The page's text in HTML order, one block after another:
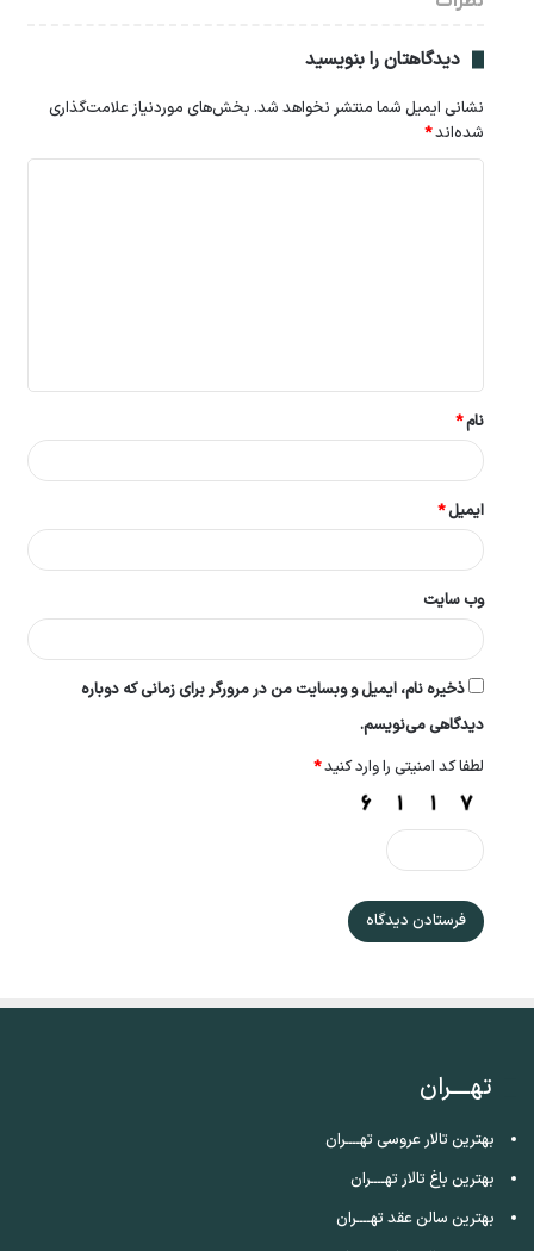
دیدگاهتان را بنویسید
نشانی ایمیل شما منتشر نخواهد شد. بخش‌های موردنیاز علامت‌گذاری
شده‌اند*
*
نام*
ایمیل*
وب‌ سایت
ذخیره نام، ایمیل و وبسایت من در مرورگر برای زمانی که دوباره
دیدگاهی می‌نویسم.
لطفا کد امنیتی را وارد کنید*
تهــــران
بهترین تالار عروسی تهــــران
بهترین باغ تالار تهــــران
بهترین سالن عقد تهــــران